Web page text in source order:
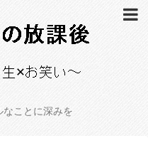
ことに深みを